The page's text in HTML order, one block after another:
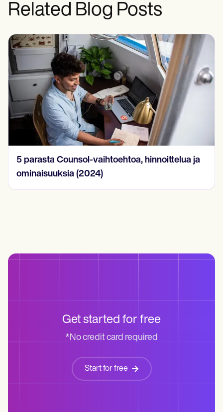
Related Blog Posts
15 SOAP-muistiinpanoesimerkkiä vuonna
2024
Get started for free
*No credit card required
Start for free